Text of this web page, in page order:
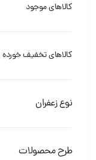
کالاهای موجود
کالاهای تخفیف خورده
نوع زعفران
طرح محصولات